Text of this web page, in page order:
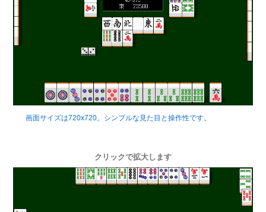
画面サイズは720x720。シンプルな見た目と操作性です。
クリックで拡大します